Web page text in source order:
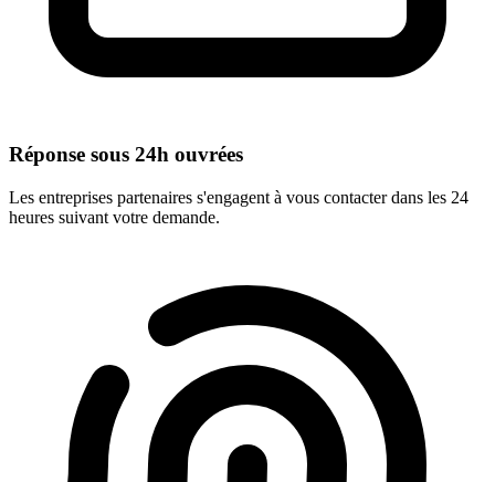
Réponse sous 24h ouvrées
Les entreprises partenaires s'engagent à vous contacter dans les 24
heures suivant votre demande.